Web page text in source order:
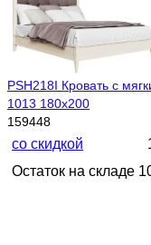
PSH218I Кровать с
1013 180х200
159448
со скидкой
Остаток на складе